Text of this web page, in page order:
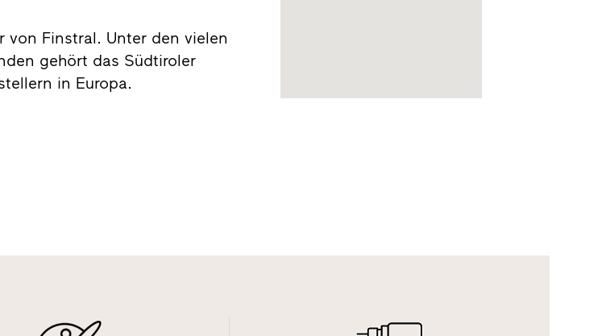
von Finstral. Unter den vielen
gehört das Südtiroler
in Europa.